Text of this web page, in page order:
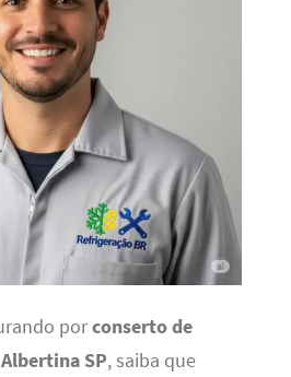
porconserto de
SP, saiba que